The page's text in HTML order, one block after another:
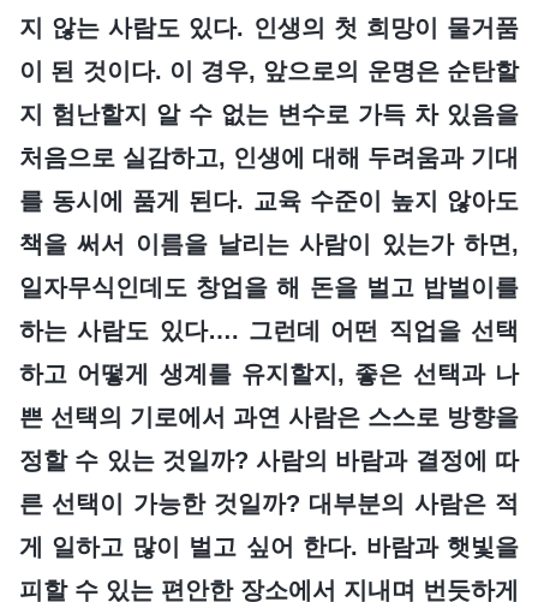
지 않는 사람도 있다. 인생의 첫 희망이 물거품
이 된 것이다. 이 경우, 앞으로의 운명은 순탄할
지 험난할지 알 수 없는 변수로 가득 차 있음을
처음으로 실감하고, 인생에 대해 두려움과 기대
를 동시에 품게 된다. 교육 수준이 높지 않아도
책을 써서 이름을 날리는 사람이 있는가 하면,
일자무식인데도 창업을 해 돈을 벌고 밥벌이를
하는 사람도 있다…. 그런데 어떤 직업을 선택
하고 어떻게 생계를 유지할지, 좋은 선택과 나
쁜 선택의 기로에서 과연 사람은 스스로 방향을
정할 수 있는 것일까? 사람의 바람과 결정에 따
른 선택이 가능한 것일까? 대부분의 사람은 적
게 일하고 많이 벌고 싶어 한다. 바람과 햇빛을
피할 수 있는 편안한 장소에서 지내며 번듯하게